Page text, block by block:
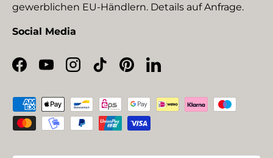
gewerblichen EU-Händlern. Details auf Anfrage.
Social Media
Facebook
YouTubeInstagram
TikTokPinterestLinkedIn
Zahlungsmethoden